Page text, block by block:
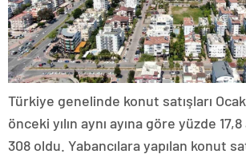
Türkiye genelinde konut satışları
önceki yılın aynı ayına göre yüzde
308 oldu. Yabancılara yapılan konut